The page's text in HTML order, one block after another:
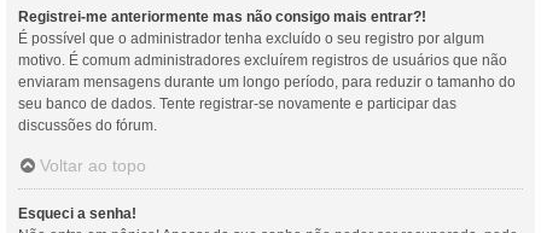
Registrei-me anteriormente mas não consigo mais entrar?!
É possível que o administrador tenha excluído o seu registro por algum
motivo. É comum administradores excluírem registros de usuários que não
enviaram mensagens durante um longo período, para reduzir o tamanho do
seu banco de dados. Tente registrar-se novamente e participar das
discussões do fórum.
Voltar ao topo
Esqueci a senha!